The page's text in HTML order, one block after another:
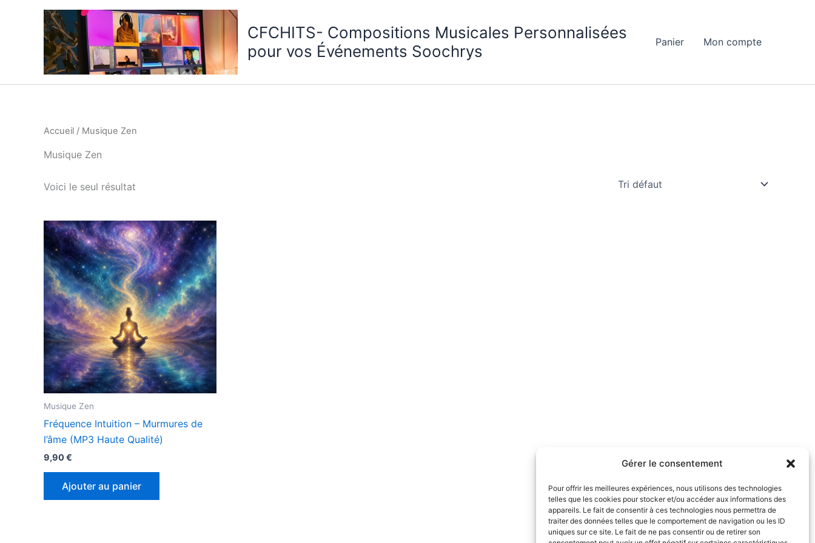
Gérer le consentement
Pour offrir les meilleures expériences, nous utilisons des technologies
telles que les cookies pour stocker et/ou accéder aux informations des
appareils. Le fait de consentir à ces technologies nous permettra de
traiter des données telles que le comportement de navigation ou les ID
uniques sur ce site. Le fait de ne pas consentir ou de retirer son
CFCHITS- Compositions Musicales Personnalisées
pour vos Événements Soochrys
Panier Mon compte
Accueil / Musique Zen
Musique Zen
Voici le seul résultat
Musique Zen
Fréquence Intuition – Murmures de
l’âme (MP3 Haute Qualité)
9,90€
Ajouter au panier